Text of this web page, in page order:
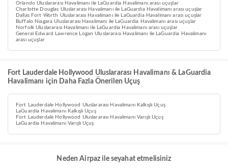
Orlando Uluslararası Havalimanı ile LaGuardia Havalimanı arası uçuşlar
Charlotte Douglas Uluslararası Havalimanı ile LaGuardia Havalimanı arası uçuşlar
Dallas Fort Worth Uluslararası Havalimanı ile LaGuardia Havalimanı arası uçuşlar
Buffalo Niagara Uluslararası Havalimanı ile LaGuardia Havalimanı arası uçuşlar
Norfolk Uluslararası Havalimanı ile LaGuardia Havalimanı arası uçuşlar
General Edward Lawrence Logan Uluslararası Havalimanı ile LaGuardia Havalimanı
arası uçuşlar
Fort Lauderdale Hollywood Uluslararası Havalimanı & LaGuardia
Havalimanı için Daha Fazla Önerilen Uçuş
Fort Lauderdale Hollywood Uluslararası Havalimanı Kalkışlı Uçuş
LaGuardia Havalimanı Kalkışlı Uçuş
Fort Lauderdale Hollywood Uluslararası Havalimanı Varışlı Uçuş
LaGuardia Havalimanı Varışlı Uçuş
Neden Airpaz ile seyahat etmelisiniz